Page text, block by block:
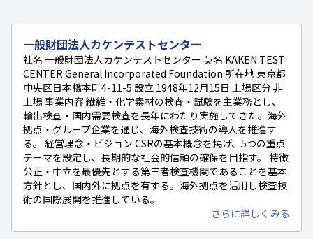
一般財団法人カケンテストセンター
社名 一般財団法人カケンテストセンター 英名 KAKEN TEST
CENTER General Incorporated Foundation 所在地 東京都
中央区日本橋本町4-11-5 設立 1948年12月15日 上場区分 非
上場 事業内容 繊維・化学素材の検査・試験を主業務とし、
輸出検査・国内需要検査を長年にわたり実施してきた。海外
拠点・グループ企業を通じ、海外検査技術の導入を推進す
る。 経営理念・ビジョン CSRの基本概念を掲げ、5つの重点
テーマを設定し、長期的な社会的信頼の確保を目指す。 特徴
公正・中立を最優先とする第三者検査機関であることを基本
方針とし、国内外に拠点を有する。海外拠点を活用し検査技
術の国際展開を推進している。
さらに詳しくみる